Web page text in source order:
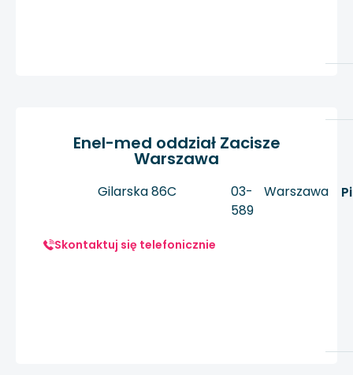
Enel-med oddział Zacisze
Warszawa
Gilarska 86C
03-
589
Warszawa
Skontaktuj się telefonicznie